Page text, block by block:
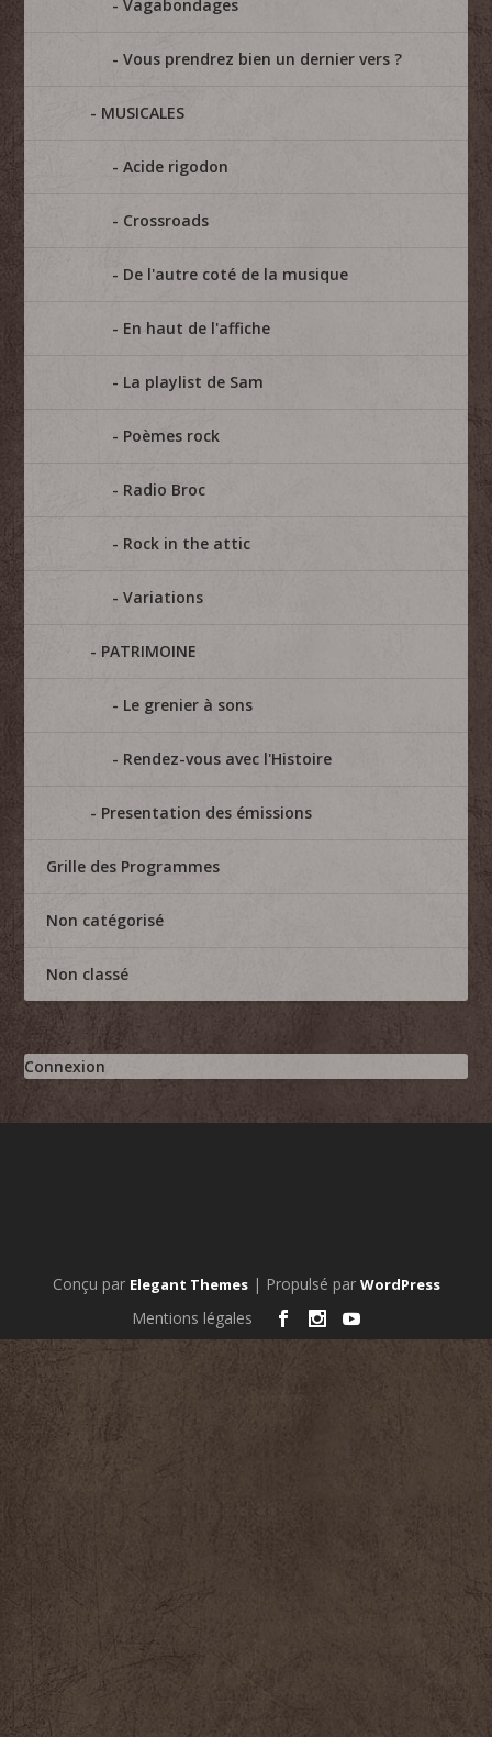
Vagabondages
Vous prendrez bien un dernier vers ?
MUSICALES
Acide rigodon
Crossroads
De l'autre coté de la musique
En haut de l'affiche
La playlist de Sam
Poèmes rock
Radio Broc
Rock in the attic
Variations
PATRIMOINE
Le grenier à sons
Rendez-vous avec l'Histoire
Presentation des émissions
Grille des Programmes
Non catégorisé
Non classé
Connexion
Conçu par Elegant Themes| Propulsé par WordPress
Mentions légales